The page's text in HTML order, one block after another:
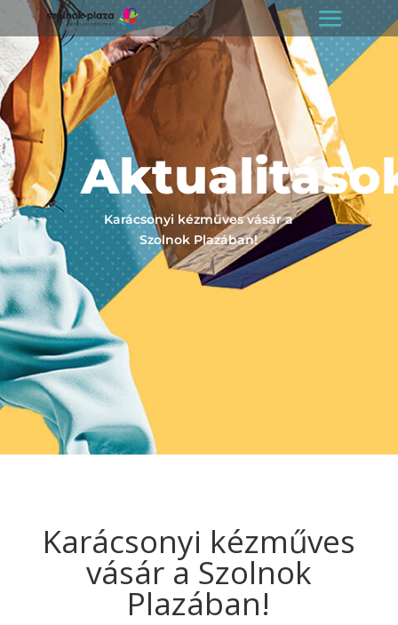
Karácsonyi kézműves vásár a
Szolnok Plazában!
Karácsonyi kézműves
vásár a Szolnok
Plazában!